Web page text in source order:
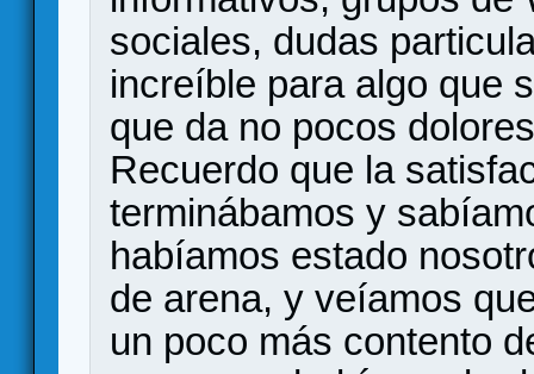
sociales, dudas
increíble para algo que
que da no pocos
Recuerdo que la
terminábamos y
habíamos estado
de arena, y veíamos
un poco más contento